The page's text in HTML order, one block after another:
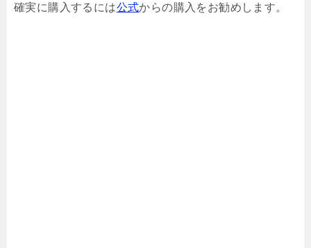
確実に購入するには公式からの購入をお勧めします。